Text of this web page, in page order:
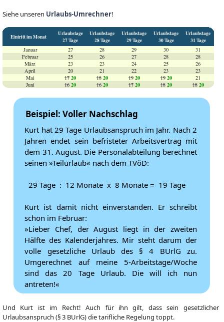
Siehe unseren Urlaubs-Umrechner!
Eintritt im Monat
Urlaubstage
27 Tage
Urlaubstage
28 Tage
Urlaubstage
29 Tage
Urlaubstage
30 Tage
Urlaubstage
31 Tage
Januar 27 28 29 30
31
Februar
25 26 27 28
28
März
23 23 24 25
26
April
20 21 22 23
23
Mai
17 20 18 20 19 20 19 20
21
Juni
16 20 16 20 17 20 18 20 18 20
Beispiel: Voller Nachschlag
Kurt hat 29 Tage Urlaubsanspruch im Jahr. Nach 2
Jahren endet sein befristeter Arbeitsvertrag mit
dem 31. August. Die Personalabteilung berechnet
seinen »Teilurlaub« nach dem TVöD:
29 Tage : 12 Monate x 8 Monate = 19 Tage
Kurt ist damit nicht einverstanden. Er schreibt
schon im Februar:
»Lieber Chef, der August liegt in der zweiten
Hälfte des Kalenderjahres. Mir steht darum der
volle gesetzliche Urlaub des § 4 BUrlG zu.
Umgerechnet auf meine 5-Arbeitstage/Woche
sind das 20 Tage Urlaub. Die will ich nun
antreten!«
Und Kurt ist im Recht! Auch für ihn gilt, dass sein gesetzlicher
Urlaubsanspruch (§ 3 BUrlG) die tarifliche Regelung toppt.